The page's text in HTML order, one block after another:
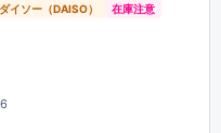
ダイソー（DAISO） 在庫注意